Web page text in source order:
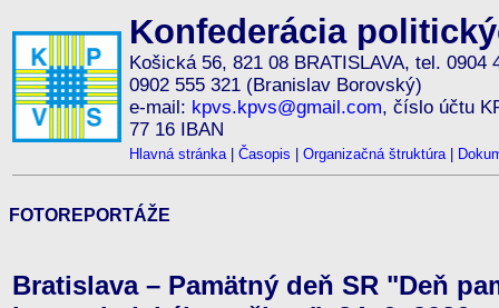
Konfederácia
Košická 56, 821 08 BRATISLAVA, tel. 0904
0902 555 321 (Branislav Borovský)
e-mail: kpvs.kpvs@gmail.com, číslo účtu
77 16 IBAN
Hlavná stránka| Časopis Organizačná štruktúra|
FOTOREPORTÁŽE
Bratislava – Pamätný deň SR "Deň